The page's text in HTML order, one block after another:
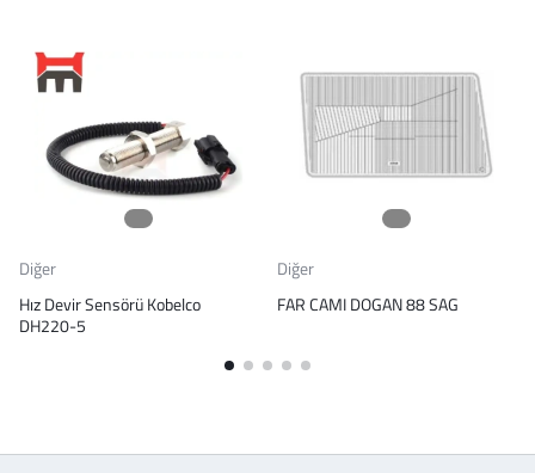
Diğer
Hız Devir Sensörü Kobelco
DH220-5
Diğer
FAR CAMI DOGAN 88 SAG